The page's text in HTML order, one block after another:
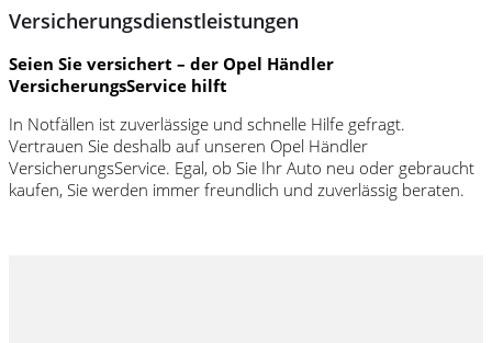
Versicherungsdienstleistungen
Seien Sie versichert – der Opel Händler
VersicherungsService hilft
In Notfällen ist zuverlässige und schnelle Hilfe gefragt.
Vertrauen Sie deshalb auf unseren Opel Händler
VersicherungsService. Egal, ob Sie Ihr Auto neu oder gebraucht
kaufen, Sie werden immer freundlich und zuverlässig beraten.